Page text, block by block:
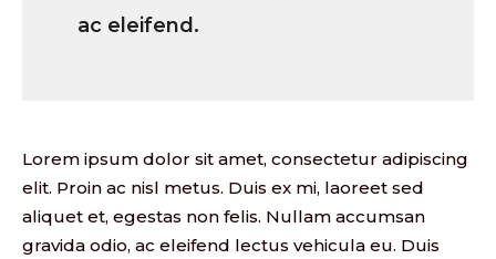
ac eleifend.
Lorem ipsum dolor sit amet, consectetur adipiscing
elit. Proin ac nisl metus. Duis ex mi, laoreet sed
aliquet et, egestas non felis. Nullam accumsan
gravida odio, ac eleifend lectus vehicula eu. Duis